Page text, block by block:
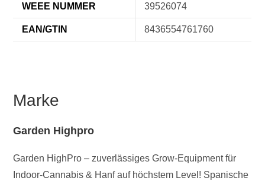
WEEE NUMMER 39526074
EAN/GTIN 8436554761760
Marke
Garden Highpro
Garden HighPro – zuverlässiges Grow-Equipment für
Indoor-Cannabis & Hanf auf höchstem Level! Spanische